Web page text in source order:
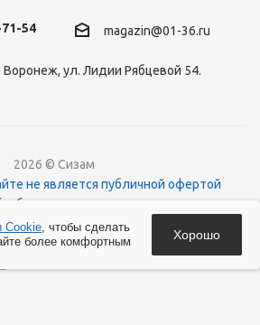
54 magazin@01-36.ru
Воронеж, ул. Лидии Рябцевой 54.
2026 © Сизам
не является публичной офертой
персональных данных
О файлах Cookies
, чтобы сделать
более комфортным
Хорошо